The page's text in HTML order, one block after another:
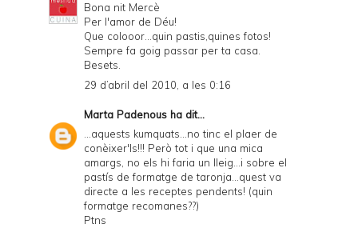
Bona nit Mercè
Per l'amor de Déu!
Que colooor...quin pastis,quines fotos!
Sempre fa goig passar per ta casa.
Besets.
29 d’abril del 2010, a les 0:16
Marta Padenous ha dit...
...aquests kumquats...no tinc el plaer de
conèixer'ls!!! Però tot i que una mica
amargs, no els hi faria un lleig...i sobre el
pastís de formatge de taronja...quest va
directe a les receptes pendents! (quin
formatge recomanes??)
Ptns